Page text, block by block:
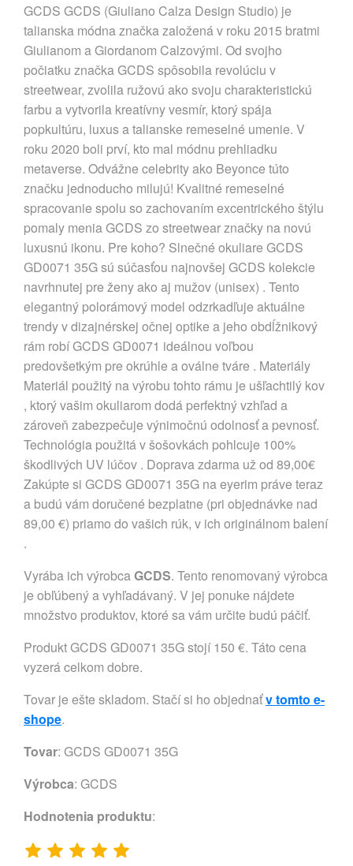
GCDS GCDS (Giuliano Calza Design Studio) je
talianska módna značka založená v roku 2015 bratmi
Giulianom a Giordanom Calzovými. Od svojho
počiatku značka GCDS spôsobila revolúciu v
streetwear, zvolila ružovú ako svoju charakteristickú
farbu a vytvorila kreatívny vesmír, ktorý spája
popkultúru, luxus a talianske remeselné umenie. V
roku 2020 boli prví, kto mal módnu prehliadku
metaverse. Odvážne celebrity ako Beyonce túto
značku jednoducho milujú! Kvalitné remeselné
spracovanie spolu so zachovaním excentrického štýlu
pomaly menia GCDS zo streetwear značky na novú
luxusnú ikonu. Pre koho? Slnečné okuliare GCDS
GD0071 35G sú súčasťou najnovšej GCDS kolekcie
navrhnutej pre ženy ako aj mužov (unisex) . Tento
elegantný polorámový model odzrkadľuje aktuálne
trendy v dizajnérskej očnej optike a jeho obdĺžnikový
rám robí GCDS GD0071 ideálnou voľbou
predovšetkým pre okrúhle a oválne tváre . Materiály
Materiál použitý na výrobu tohto rámu je ušľachtilý kov
, ktorý vašim okuliarom dodá perfektný vzhľad a
zároveň zabezpečuje výnimočnú odolnosť a pevnosť.
Technológia použitá v šošovkách pohlcuje 100%
škodlivých UV lúčov . Doprava zdarma už od 89,00€
Zakúpte si GCDS GD0071 35G na eyerim práve teraz
a budú vám doručené bezplatne (pri objednávke nad
89,00 €) priamo do vašich rúk, v ich originálnom balení
.
Vyrába ich výrobcaGCDS. Tento renomovaný výrobca
je obľúbený a vyhľadávaný. V jej ponuke nájdete
množstvo produktov, ktoré sa vám určite budú páčiť.
Produkt GCDS GD0071 35G stojí 150 €. Táto cena
vyzerá celkom dobre.
Tovar je ešte skladom. Stačí si ho objednaťv tomto e-
shope.
Tovar: GCDS GD0071 35G
Výrobca: GCDS
Hodnotenia produktu: